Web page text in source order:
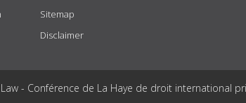
Sitemap
Disclaimer
- Conférence de La Haye de droit international